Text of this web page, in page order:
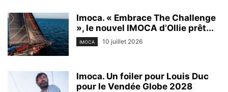
Imoca. « Embrace The Challenge
», le nouvel IMOCA d’Ollie prêt...
IMOCA 10 juillet 2026
Imoca. Un foiler pour Louis Duc
pour le Vendée Globe 2028